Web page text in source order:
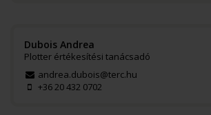
Dubois Andrea
Plotter értékesítési tanácsadó
andrea.dubois@terc.hu
+36 20 432 0702